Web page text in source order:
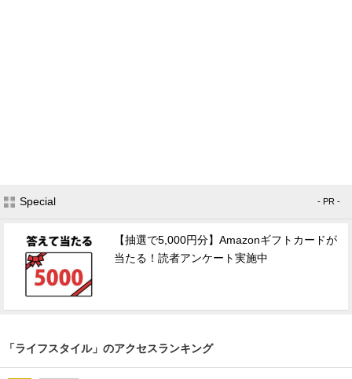
Special - PR -
【抽選で5,000円分】Amazonギフトカードが
当たる！読者アンケート実施中
「ライフスタイル」のアクセスランキング